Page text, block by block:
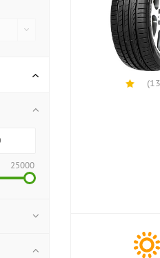
25000